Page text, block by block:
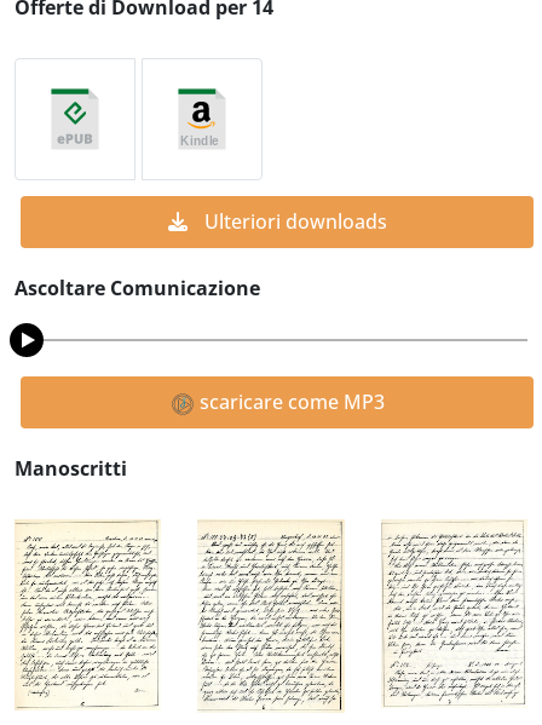
Offerte di Download per 14
Ulteriori downloads
Ascoltare Comunicazione
scaricare come MP3
Manoscritti